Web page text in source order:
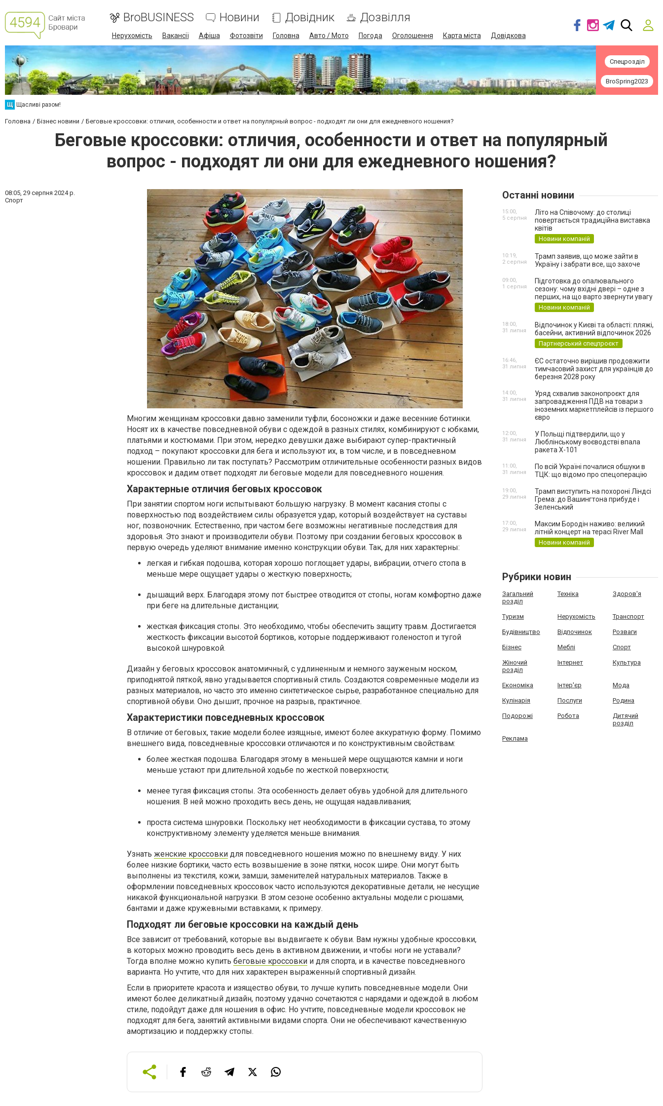
BroBUSINESS Новини Довідник Дозвілля
Нерухомість Вакансії Афіша Фотозвіти Головна Авто / Мото Погода Оголошення Карта міста Довідкова
Спецрозділ
BroSpring2023
Щ Щасливі разом!
Головна Бізнес новини Беговые кроссовки: отличия, особенности и ответ на популярный вопрос - подходят ли они для ежедневного ношения?
Беговые кроссовки: отличия, особенности и ответ на популярный
вопрос - подходят ли они для ежедневного ношения?
08:05, 29 серпня 2024 р.
Спорт
Многим женщинам кроссовки давно заменили туфли, босоножки и даже весенние ботинки.
Носят их в качестве повседневной обуви с одеждой в разных стилях, комбинируют с юбками,
платьями и костюмами. При этом, нередко девушки даже выбирают супер-практичный
подход – покупают кроссовки для бега и используют их, в том числе, и в повседневном
ношении. Правильно ли так поступать? Рассмотрим отличительные особенности разных видов
кроссовок и дадим ответ подходят ли беговые модели для повседневного ношения.
Характерные отличия беговых кроссовок
При занятии спортом ноги испытывают большую нагрузку. В момент касания стопы с
поверхностью под воздействием силы образуется удар, который воздействует на суставы
ног, позвоночник. Естественно, при частом беге возможны негативные последствия для
здоровья. Это знают и производители обуви. Поэтому при создании беговых кроссовок в
первую очередь уделяют внимание именно конструкции обуви. Так, для них характерны:
легкая и гибкая подошва, которая хорошо поглощает удары, вибрации, отчего стопа в
меньше мере ощущает удары о жесткую поверхность;
дышащий верх. Благодаря этому пот быстрее отводится от стопы, ногам комфортно даже
при беге на длительные дистанции;
жесткая фиксация стопы. Это необходимо, чтобы обеспечить защиту травм. Достигается
жесткость фиксации высотой бортиков, которые поддерживают голеностоп и тугой
высокой шнуровкой.
Дизайн у беговых кроссовок анатомичный, с удлиненным и немного зауженым носком,
приподнятой пяткой, явно угадывается спортивный стиль. Создаются современные модели из
разных материалов, но часто это именно синтетическое сырье, разработанное специально для
спортивной обуви. Оно дышит, прочное на разрыв, практичное.
Характеристики повседневных кроссовок
В отличие от беговых, такие модели более изящные, имеют более аккуратную форму. Помимо
внешнего вида, повседневные кроссовки отличаются и по конструктивным свойствам:
более жесткая подошва. Благодаря этому в меньшей мере ощущаются камни и ноги
меньше устают при длительной ходьбе по жесткой поверхности;
менее тугая фиксация стопы. Эта особенность делает обувь удобной для длительного
ношения. В ней можно проходить весь день, не ощущая надавливания;
проста система шнуровки. Поскольку нет необходимости в фиксации сустава, то этому
конструктивному элементу уделяется меньше внимания.
Узнать женские кроссовки для повседневного ношения можно по внешнему виду. У них
более низкие бортики, часто есть возвышение в зоне пятки, носок шире. Они могут быть
выполнены из текстиля, кожи, замши, заменителей натуральных материалов. Также в
оформлении повседневных кроссовок часто используются декоративные детали, не несущие
никакой функциональной нагрузки. В этом сезоне особенно актуальны модели с рюшами,
бантами и даже кружевными вставками, к примеру.
Подходят ли беговые кроссовки на каждый день
Все зависит от требований, которые вы выдвигаете к обуви. Вам нужны удобные кроссовки,
в которых можно проводить весь день в активном движении, и чтобы ноги не уставали?
Тогда вполне можно купить беговые кроссовки и для спорта, и в качестве повседневного
варианта. Но учтите, что для них характерен выраженный спортивный дизайн.
Если в приоритете красота и изящество обуви, то лучше купить повседневные модели. Они
имеют более деликатный дизайн, поэтому удачно сочетаются с нарядами и одеждой в любом
стиле, подойдут даже для ношения в офис. Но учтите, повседневные модели кроссовок не
подходят для бега, занятий активными видами спорта. Они не обеспечивают качественную
амортизацию и поддержку стопы.
Останні новини
Літо на Співочому: до столиці
повертається традиційна виставка
квітів
Новини компаній
15:00,
5 серпня
Трамп заявив, що може зайти в
Україну і забрати все, що захоче
10:19,
2 серпня
Підготовка до опалювального
сезону: чому вхідні двері – одне з
перших, на що варто звернути увагу
Новини компаній
09:00,
1 серпня
Відпочинок у Києві та області: пляжі,
басейни, активний відпочинок 2026
Партнерський спецпроєкт
18:00,
31 липня
ЄС остаточно вирішив продовжити
тимчасовий захист для українців до
березня 2028 року
16:46,
31 липня
Уряд схвалив законопроєкт для
запровадження ПДВ на товари з
іноземних маркетплейсів із першого
євро
14:00,
31 липня
У Польщі підтвердили, що у
Люблінському воєводстві впала
ракета Х-101
12:00,
31 липня
По всій Україні почалися обшуки в
ТЦК: що відомо про спецоперацію
11:00,
31 липня
Трамп виступить на похороні Ліндсі
Грема: до Вашингтона прибуде і
Зеленський
19:00,
29 липня
Максим Бородін наживо: великий
літній концерт на терасі River Mall
Новини компаній
17:00,
29 липня
Рубрики новин
Загальний
розділ
Техніка Здоров'я
Туризм Нерухомість Транспорт
Будівництво Відпочинок Розваги
Бізнес Меблі Спорт
Жіночий
розділ
Інтернет Культура
Економіка Інтер'єр Мода
Кулінарія Послуги Родина
Подорожі Робота
Дитячий
розділ
Реклама